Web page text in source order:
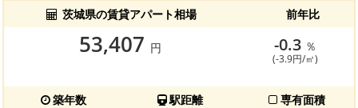
茨城県の賃貸アパート相場 前年比
53,407 円 -0.3 ％
(-3.9円/㎡)
築年数 駅距離 専有面積